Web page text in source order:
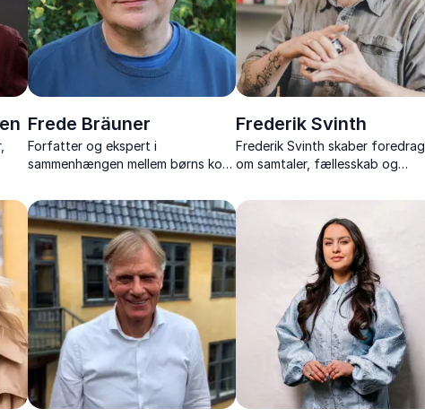
Frede Bräuner
Forfatter og ekspert i
sammenhængen mellem børns kost
Frederik Svinth
Frederik Svinth skaber foredrag
om samtaler, fællesskab og
sprog, der rammer det, vi alle